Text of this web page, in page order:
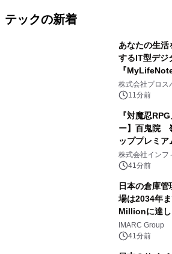
テックの新着
あなたの生活
するIT型デジ
『
秀賞100名に
株式会社プロス
11分前
『対魔忍
ー】百鬼院
ッププレミ
マップイベン
ライシス」が
株式会社インフ
41分前
日本の倉庫
場は2034年
Millionに達し
すると予測
IMARC Group
41分前